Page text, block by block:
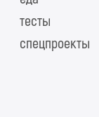
тесты
спецпроекты